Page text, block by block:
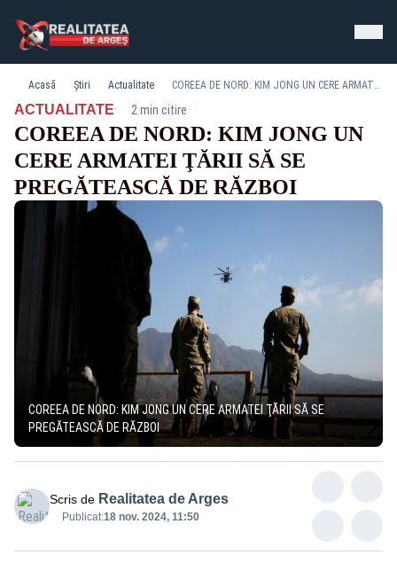
Acasă Știri Actualitate COREEA DE NORD: KIM JONG UN CERE ARMATEI ŢĂRII SĂ SE PREGĂTEASCĂ DE RĂZBOI
ACTUALITATE· 2 min citire
COREEA DE NORD: KIM JONG UN
CERE ARMATEI ŢĂRII SĂ SE
PREGĂTEASCĂ DE RĂZBOI
COREEA DE NORD: KIM JONG UN CERE ARMATEI ŢĂRII SĂ SE
PREGĂTEASCĂ DE RĂZBOI
Scris de Realitatea de Arges
Publicat:18 nov. 2024, 11:50